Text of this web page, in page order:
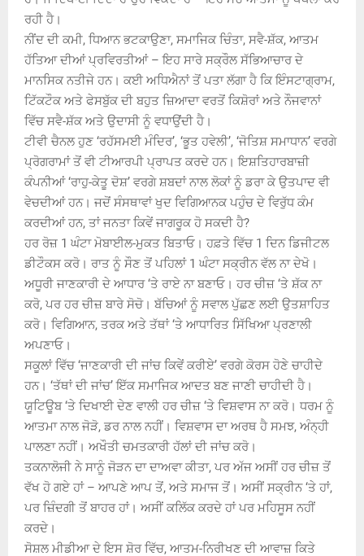
ਰਹੀ ਹੈ।
ਨੀਂਦ ਦੀ ਕਮੀ, ਧਿਆਨ ਭਟਕਾਉਣਾ, ਸਮਾਜਿਕ ਚਿੰਤਾ, ਸਵੈ-ਸ਼ੱਕ, ਆਤਮ
ਹੱਤਿਆ ਦੀਆਂ ਪ੍ਰਵਿਰਤੀਆਂ – ਇਹ ਸਾਰੇ ਸਕ੍ਰੌਲ ਸੱਭਿਆਚਾਰ ਦੇ
ਮਾਨਸਿਕ ਨਤੀਜੇ ਹਨ। ਕਈ ਅਧਿਐਨਾਂ ਤੋਂ ਪਤਾ ਲੱਗਾ ਹੈ ਕਿ ਇੰਸਟਾਗ੍ਰਾਮ,
ਟਿੱਕਟੌਕ ਅਤੇ ਫੇਸਬੁੱਕ ਦੀ ਬਹੁਤ ਜ਼ਿਆਦਾ ਵਰਤੋਂ ਕਿਸ਼ੋਰਾਂ ਅਤੇ ਨੌਜਵਾਨਾਂ
ਵਿੱਚ ਸਵੈ-ਸ਼ੱਕ ਅਤੇ ਉਦਾਸੀ ਨੂੰ ਵਧਾਉਂਦੀ ਹੈ।
ਟੀਵੀ ਚੈਨਲ ਹੁਣ ‘ਰਹੱਸਮਈ ਮੰਦਿਰ’, ‘ਭੂਤ ਹਵੇਲੀ’, ‘ਜੋਤਿਸ਼ ਸਮਾਧਾਨ’ ਵਰਗੇ
ਪ੍ਰੋਗਰਾਮਾਂ ਤੋਂ ਵੀ ਟੀਆਰਪੀ ਪ੍ਰਾਪਤ ਕਰਦੇ ਹਨ। ਇਸ਼ਤਿਹਾਰਬਾਜ਼ੀ
ਕੰਪਨੀਆਂ ‘ਰਾਹੁ-ਕੇਤੂ ਦੋਸ਼’ ਵਰਗੇ ਸ਼ਬਦਾਂ ਨਾਲ ਲੋਕਾਂ ਨੂੰ ਡਰਾ ਕੇ ਉਤਪਾਦ ਵੀ
ਵੇਚਦੀਆਂ ਹਨ। ਜਦੋਂ ਸੰਸਥਾਵਾਂ ਖੁਦ ਵਿਗਿਆਨਕ ਪਹੁੰਚ ਦੇ ਵਿਰੁੱਧ ਕੰਮ
ਕਰਦੀਆਂ ਹਨ, ਤਾਂ ਜਨਤਾ ਕਿਵੇਂ ਜਾਗਰੂਕ ਹੋ ਸਕਦੀ ਹੈ?
ਹਰ ਰੋਜ਼ 1 ਘੰਟਾ ਮੋਬਾਈਲ-ਮੁਕਤ ਬਿਤਾਓ। ਹਫ਼ਤੇ ਵਿੱਚ 1 ਦਿਨ ਡਿਜੀਟਲ
ਡੀਟੌਕਸ ਕਰੋ। ਰਾਤ ਨੂੰ ਸੌਣ ਤੋਂ ਪਹਿਲਾਂ 1 ਘੰਟਾ ਸਕ੍ਰੀਨ ਵੱਲ ਨਾ ਦੇਖੋ।
ਅਧੂਰੀ ਜਾਣਕਾਰੀ ਦੇ ਆਧਾਰ ‘ਤੇ ਰਾਏ ਨਾ ਬਣਾਓ। ਹਰ ਚੀਜ਼ ‘ਤੇ ਸ਼ੱਕ ਨਾ
ਕਰੋ, ਪਰ ਹਰ ਚੀਜ਼ ਬਾਰੇ ਸੋਚੋ। ਬੱਚਿਆਂ ਨੂੰ ਸਵਾਲ ਪੁੱਛਣ ਲਈ ਉਤਸ਼ਾਹਿਤ
ਕਰੋ। ਵਿਗਿਆਨ, ਤਰਕ ਅਤੇ ਤੱਥਾਂ ‘ਤੇ ਆਧਾਰਿਤ ਸਿੱਖਿਆ ਪ੍ਰਣਾਲੀ
ਅਪਣਾਓ।
ਸਕੂਲਾਂ ਵਿੱਚ ‘ਜਾਣਕਾਰੀ ਦੀ ਜਾਂਚ ਕਿਵੇਂ ਕਰੀਏ’ ਵਰਗੇ ਕੋਰਸ ਹੋਣੇ ਚਾਹੀਦੇ
ਹਨ। ‘ਤੱਥਾਂ ਦੀ ਜਾਂਚ’ ਇੱਕ ਸਮਾਜਿਕ ਆਦਤ ਬਣ ਜਾਣੀ ਚਾਹੀਦੀ ਹੈ।
ਯੂਟਿਊਬ ‘ਤੇ ਦਿਖਾਈ ਦੇਣ ਵਾਲੀ ਹਰ ਚੀਜ਼ ‘ਤੇ ਵਿਸ਼ਵਾਸ ਨਾ ਕਰੋ। ਧਰਮ ਨੂੰ
ਆਤਮਾ ਨਾਲ ਜੋੜੋ, ਡਰ ਨਾਲ ਨਹੀਂ। ਵਿਸ਼ਵਾਸ ਦਾ ਅਰਥ ਹੈ ਸਮਝ, ਅੰਨ੍ਹੀ
ਪਾਲਣਾ ਨਹੀਂ। ਅਖੌਤੀ ਚਮਤਕਾਰੀ ਹੱਲਾਂ ਦੀ ਜਾਂਚ ਕਰੋ।
ਤਕਨਾਲੋਜੀ ਨੇ ਸਾਨੂੰ ਜੋੜਨ ਦਾ ਦਾਅਵਾ ਕੀਤਾ, ਪਰ ਅੱਜ ਅਸੀਂ ਹਰ ਚੀਜ਼ ਤੋਂ
ਵੱਖ ਹੋ ਗਏ ਹਾਂ – ਆਪਣੇ ਆਪ ਤੋਂ, ਅਤੇ ਸਮਾਜ ਤੋਂ। ਅਸੀਂ ਸਕ੍ਰੀਨ ‘ਤੇ ਹਾਂ,
ਪਰ ਜ਼ਿੰਦਗੀ ਤੋਂ ਬਾਹਰ ਹਾਂ। ਅਸੀਂ ਕਲਿੱਕ ਕਰਦੇ ਹਾਂ ਪਰ ਮਹਿਸੂਸ ਨਹੀਂ
ਕਰਦੇ।
ਸੋਸ਼ਲ ਮੀਡੀਆ ਦੇ ਇਸ ਸ਼ੋਰ ਵਿੱਚ, ਆਤਮ-ਨਿਰੀਖਣ ਦੀ ਆਵਾਜ਼ ਕਿਤੇ